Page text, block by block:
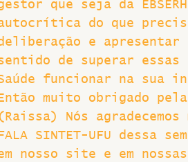
que seja da
do que
e apresentar
de superar
funcionar na sua
Então muito obrigado
(Raissa) Nós
FALA SINTET-UFU dessa
nosso site e em